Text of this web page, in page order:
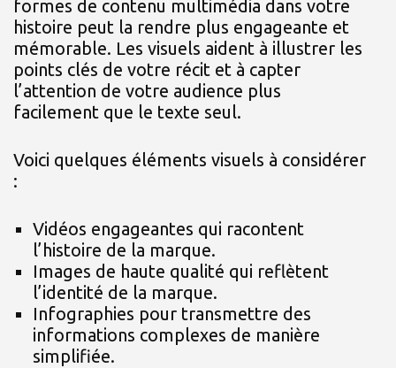
formes de contenu multimédia dans votre
histoire peut la rendre plus engageante et
mémorable. Les visuels aident à illustrer les
points clés de votre récit et à capter
l’attention de votre audience plus
facilement que le texte seul.
Voici quelques éléments visuels à considérer
:
Vidéos engageantes qui racontent
l’histoire de la marque.
Images de haute qualité qui reflètent
l’identité de la marque.
Infographies pour transmettre des
informations complexes de manière
simplifiée.